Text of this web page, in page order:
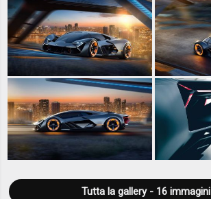
Tutta la gallery - 16 immagini